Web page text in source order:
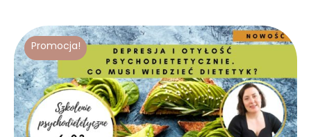
Promocja!